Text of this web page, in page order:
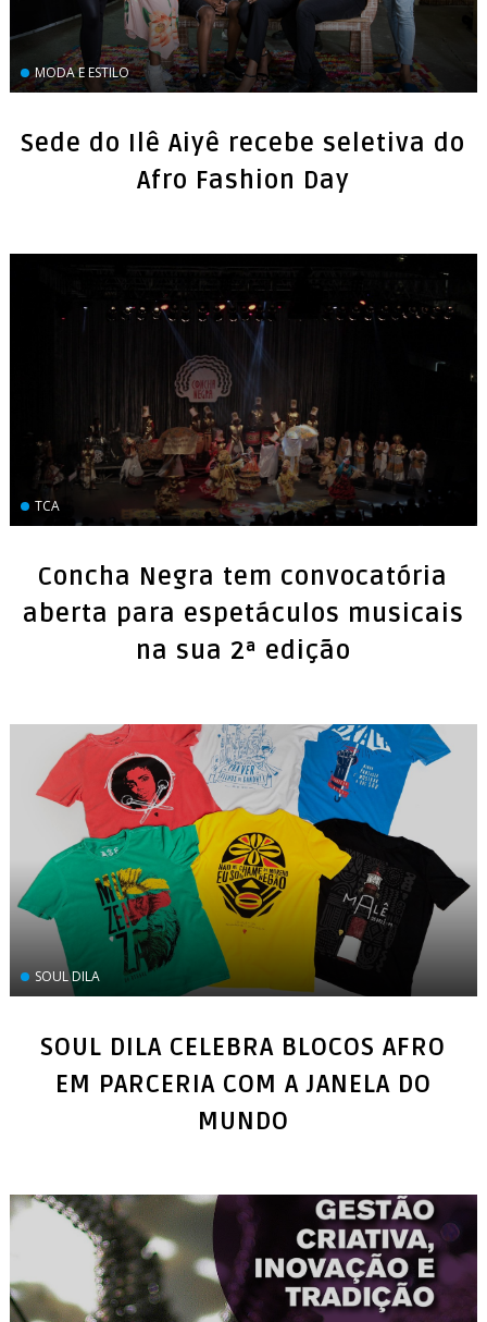
MODA E ESTILO
Sede do Ilê Aiyê recebe seletiva do
Afro Fashion Day
TCA
Concha Negra tem convocatória
aberta para espetáculos musicais
na sua 2ª edição
SOUL DILA
SOUL DILA CELEBRA BLOCOS AFRO
EM PARCERIA COM A JANELA DO
MUNDO